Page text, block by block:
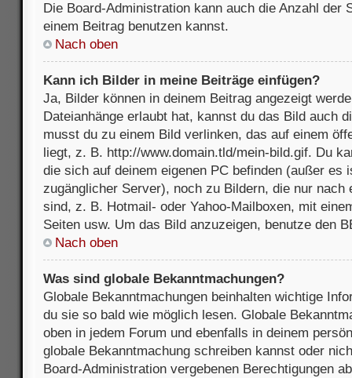
Die Board-Administration kann auch die Anzahl der
einem Beitrag benutzen kannst.
Nach oben
Kann ich Bilder in meine Beiträge einfügen?
Ja, Bilder können in deinem Beitrag angezeigt
Dateianhänge erlaubt hat, kannst du das Bild auch
musst du zu einem Bild verlinken, das auf einem
liegt, z. B. http://www.domain.tld/mein-bild.gif. Du
die sich auf deinem eigenen PC befinden (außer es
zugänglicher Server), noch zu Bildern, die nur nach
sind, z. B. Hotmail- oder Yahoo-Mailboxen, mit
Seiten usw. Um das Bild anzuzeigen, benutze den
Nach oben
Was sind globale Bekanntmachungen?
Globale Bekanntmachungen beinhalten wichtige
du sie so bald wie möglich lesen. Globale
oben in jedem Forum und ebenfalls in deinem
globale Bekanntmachung schreiben kannst oder
Board-Administration vergebenen Berechtigungen